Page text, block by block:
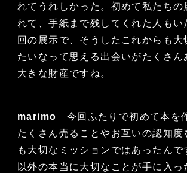
れてうれしかった。初めて私たちの
れて、手紙まで残してくれた人もい
回の展示で、そうしたこれからも大
たいなって思える出会いがたくさん
大きな財産ですね。
marimo 今回ふたりで初めて本を
たくさん売ることやお互いの認知度
も大切なミッションではあったんで
以外の本当に大切なことが手に入っ